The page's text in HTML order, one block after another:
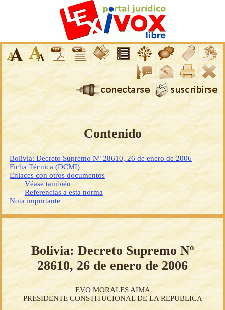
Contenido
Bolivia: Decreto Supremo Nº 28610, 26 de enero de 2006
Ficha Técnica (DCMI)
Enlaces con otros documentos
Véase también
Referencias a esta norma
Nota importante
Bolivia: Decreto Supremo Nº
28610, 26 de enero de 2006
EVO MORALES AIMA
PRESIDENTE CONSTITUCIONAL DE LA REPUBLICA